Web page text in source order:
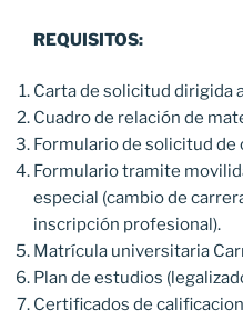
REQUISITOS:
Carta de solicitud dirigida
Cuadro de relación de
Formulario de solicitud de
Formulario tramite
especial (cambio de
inscripción profesional).
Matrícula universitaria
Plan de estudios
Certificados de